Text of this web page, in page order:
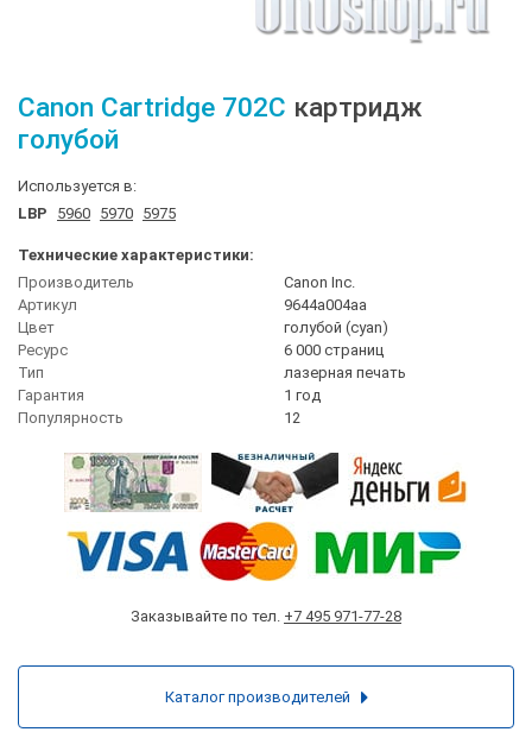
Canon Cartridge 702C картридж
голубой
Используется в:
LBP
5960 5970 5975
Технические характеристики:
Производитель
Canon Inc.
Артикул
9644a004aa
Цвет
голубой (cyan)
Ресурс
6 000 страниц
Тип
лазерная печать
Гарантия
1 год
Популярность
12
Заказывайте по тел. +7 495 971-77-28